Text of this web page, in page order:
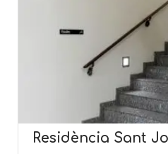
Residència Sant